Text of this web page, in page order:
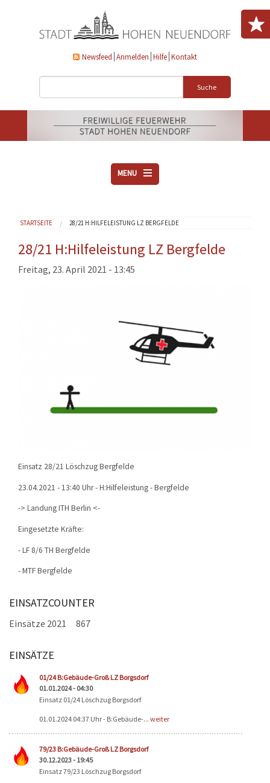
Newsfeed Anmelden Hilfe Kontakt
Suche
MENU
VEREINE
AKTUELLES
DOWNLOADS
EINSÄTZE
Sie sind hier
STARTSEITE 28/21 H:HILFELEISTUNG LZ BERGFELDE
28/21 H:Hilfeleistung LZ Bergfelde
Freitag, 23. April 2021 - 13:45
Einsatz 28/21 Löschzug Bergfelde
23.04.2021 - 13:40 Uhr - H:Hilfeleistung - Bergfelde
-> Landung ITH Berlin <-
Eingesetzte Kräfte:
- LF 8/6 TH Bergfelde
- MTF Bergfelde
EINSATZCOUNTER
Einsätze 2021 867
EINSÄTZE
01/24 B:Gebäude-Groß LZ Borgsdorf
01.01.2024 - 04:30
Einsatz 01/24 Löschzug Borgsdorf
01.01.2024 04:37 Uhr - B:Gebäude-... weiter
79/23 B:Gebäude-Groß LZ Borgsdorf
30.12.2023 - 19:45
Einsatz 79/23 Löschzug Borgsdorf
Seiten